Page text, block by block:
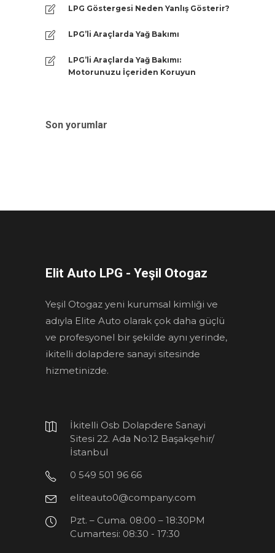
LPG Göstergesi Neden Yanlış Gösterir?
LPG’li Araçlarda Yağ Bakımı
LPG’li Araçlarda Yağ Bakımı:
Motorunuzu İçeriden Koruyun
Son yorumlar
Elit Auto LPG - Yeşil Otogaz
Yeşil Otogaz yeni kurumsal kimliği ve
adıyla Elite Auto olarak çok daha güçlü
ve profesyonel bir şekilde aynı yerinde,
ikitelli dolapdere sanayi sitesinde
hizmetinizde.
İkitelli Osb Dolapdere Sanayi
Sitesi 22. Ada No:12 Başakşehir/
İstanbul
0 549 501 96 66
eliteauto0@company.com
Pzt. – Cuma. 08:00 – 18:30PM
Cumartesi: 08:30 - 17:30